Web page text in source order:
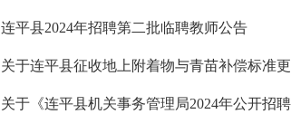
连平县2024年招聘第二批临聘教师公告
关于连平县征收地上附着物与青苗补偿标准
关于《连平县机关事务管理局2024年公开招